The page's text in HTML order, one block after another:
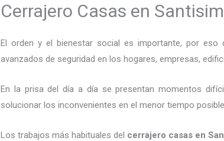
Cerrajero Casas en
El orden y el bienestar social es importante, por
avanzados de seguridad en los hogares, empresas,
En la prisa del día a día se presentan momentos
solucionar los inconvenientes en el menor tiempo posible.
Los trabajos más habituales del cerrajero casas en